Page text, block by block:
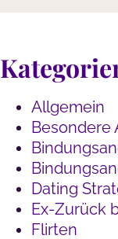
Allgemein
Besondere
Dating
Ex-Zurück
Flirten